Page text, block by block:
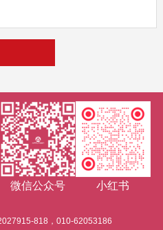
微信公众号
小红书
818，010-62053186